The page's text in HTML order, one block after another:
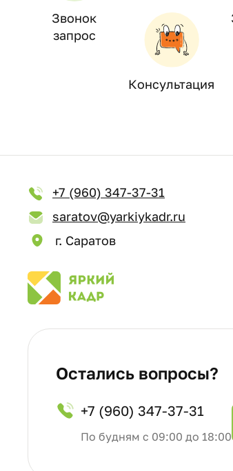
Звонок
запрос
Консультация
+7 (960) 347-37-31
saratov@yarkiykadr.ru
г. Саратов
Остались вопросы?
+7 (960) 347-37-31
По будням с 09:00 до 18:00